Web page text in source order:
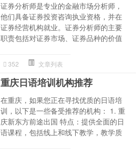
证券分析师是专业的金融市场分析师，
他们具备证券投资咨询执业资格，并在
证券经营机构就业。证券分析师的主要
职责包括对证券市场、证券品种的价值
352 文章列表
重庆日语培训机构推荐
在重庆，如果您正在寻找优质的日语培
训，以下是一些备受推荐的机构： 1. 重
庆新东方前途出国 特点：提供全面的日
语课程，包括线上和线下教学，教学质